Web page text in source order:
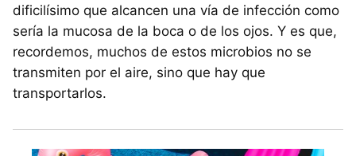
dificilísimo que alcancen una vía de infección como
sería la mucosa de la boca o de los ojos. Y es que,
recordemos, muchos de estos microbios no se
transmiten por el aire, sino que hay que
transportarlos.